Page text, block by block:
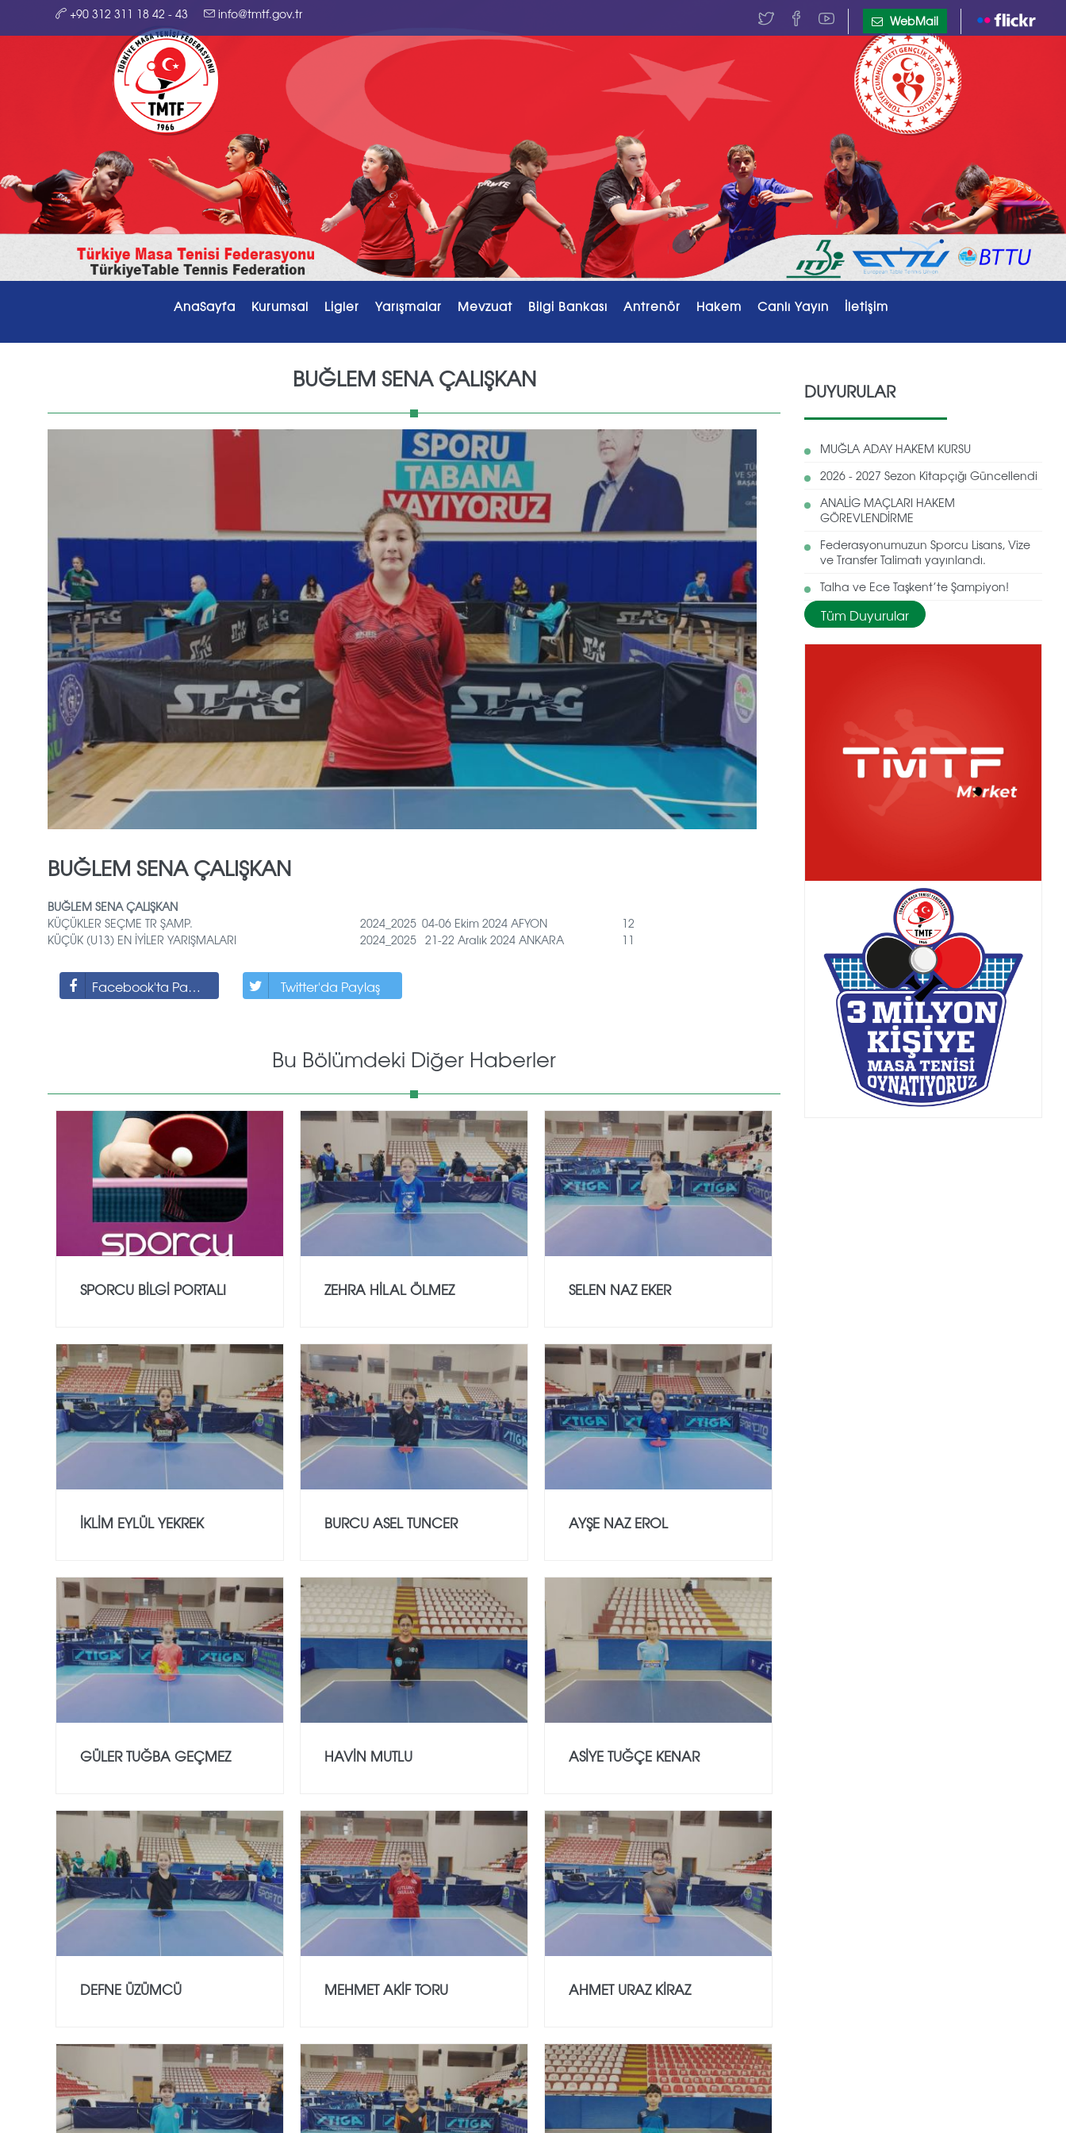
+90 312 311 18 42 - 43 info@tmtf.gov.tr WebMail
AnaSayfa Kurumsal Ligler Yarışmalar Mevzuat Bilgi Bankası Antrenör Hakem Canlı Yayın İletişim
DUYURULAR
MUĞLA ADAY HAKEM KURSU
2026 - 2027 Sezon Kitapçığı Güncellendi
ANALİG MAÇLARI HAKEM
GÖREVLENDİRME
Federasyonumuzun Sporcu Lisans, Vize
ve Transfer Talimatı yayınlandı.
Talha ve Ece Taşkent’te Şampiyon!
Tüm Duyurular
BUĞLEM SENA ÇALIŞKAN
BUĞLEM SENA ÇALIŞKAN
BUĞLEM SENA ÇALIŞKAN
KÜÇÜKLER SEÇME TR ŞAMP.
2024_2025 04-06 Ekim 2024 AFYON
12
KÜÇÜK (U13) EN İYİLER YARIŞMALARI
2024_2025 21-22 Aralık 2024 ANKARA 11
Facebook'ta Paylaş Twitter'da Paylaş
Bu Bölümdeki Diğer Haberler
SPORCU BİLGİ PORTALI ZEHRA HİLAL ÖLMEZ SELEN NAZ EKER
İKLİM EYLÜL YEKREK BURCU ASEL TUNCER AYŞE NAZ EROL
GÜLER TUĞBA GEÇMEZ HAVİN MUTLU ASİYE TUĞÇE KENAR
DEFNE ÜZÜMCÜ MEHMET AKİF TORU AHMET URAZ KİRAZ